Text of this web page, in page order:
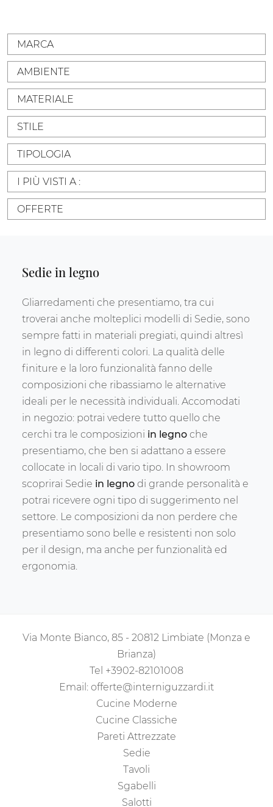
MARCA
AMBIENTE
MATERIALE
STILE
TIPOLOGIA
I PIÙ VISTI A :
OFFERTE
Sedie in legno
Gliarredamenti che presentiamo, tra cui
troverai anche molteplici modelli di Sedie, sono
sempre fatti in materiali pregiati, quindi altresì
in legno di differenti colori. La qualità delle
finiture e la loro funzionalità fanno delle
composizioni che ribassiamo le alternative
ideali per le necessità individuali. Accomodati
in negozio: potrai vedere tutto quello che
cerchi tra le composizioni in legno che
presentiamo, che ben si adattano a essere
collocate in locali di vario tipo. In showroom
scoprirai Sedie in legno di grande personalità e
potrai ricevere ogni tipo di suggerimento nel
settore. Le composizioni da non perdere che
presentiamo sono belle e resistenti non solo
per il design, ma anche per funzionalità ed
ergonomia.
Via Monte Bianco, 85 - 20812 Limbiate (Monza e
Brianza)
Tel +3902-82101008
Email: offerte@interniguzzardi.it
Cucine Moderne
Cucine Classiche
Pareti Attrezzate
Sedie
Tavoli
Sgabelli
Salotti